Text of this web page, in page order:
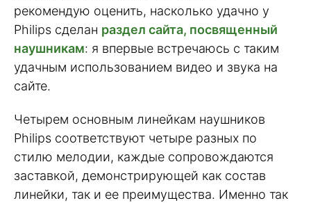
рекомендую оценить, насколько удачно у
Philips сделан раздел сайта, посвященный
наушникам: я впервые встречаюсь с таким
удачным использованием видео и звука на
сайте.
Четырем основным линейкам наушников
Philips соответствуют четыре разных по
стилю мелодии, каждые сопровождаются
заставкой, демонстрирующей как состав
линейки, так и ее преимущества. Именно так